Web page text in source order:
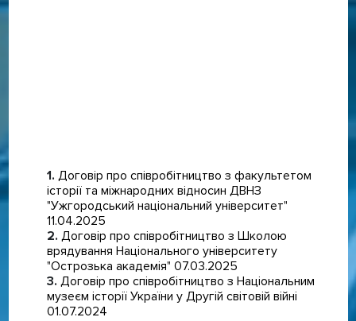
Договір про співробітництво з факультетом
історії та міжнародних відносин ДВНЗ
"Ужгородський національний університет"
11.04.2025
Договір про співробітництво з Школою
врядування Національного університету
"Острозька академія" 07.03.2025
Договір про співробітництво з Національним
музеєм історії України у Другій світовій війні
01.07.2024